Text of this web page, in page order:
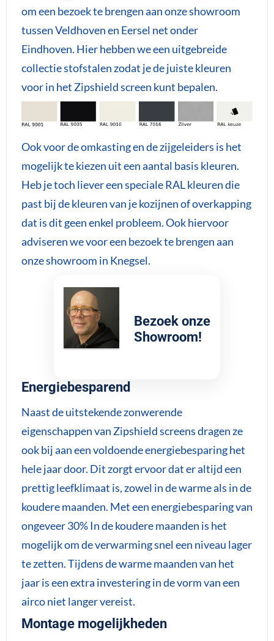
om een bezoek te brengen aan onze showroom
tussen Veldhoven en Eersel net onder
Eindhoven. Hier hebben we een uitgebreide
collectie stofstalen zodat je de juiste kleuren
voor in het Zipshield screen kunt bepalen.
Ook voor de omkasting en de zijgeleiders is het
mogelijk te kiezen uit een aantal basis kleuren.
Heb je toch liever een speciale RAL kleuren die
past bij de kleuren van je kozijnen of overkapping
dat is dit geen enkel probleem. Ook hiervoor
adviseren we voor een bezoek te brengen aan
onze showroom in Knegsel.
Bezoek onze
Showroom!
Energiebesparend
Naast de uitstekende zonwerende
eigenschappen van Zipshield screens dragen ze
ook bij aan een voldoende energiebesparing het
hele jaar door. Dit zorgt ervoor dat er altijd een
prettig leefklimaat is, zowel in de warme als in de
koudere maanden. Met een energiebesparing van
ongeveer 30% In de koudere maanden is het
mogelijk om de verwarming snel een niveau lager
te zetten. Tijdens de warme maanden van het
jaar is een extra investering in de vorm van een
airco niet langer vereist.
Montage mogelijkheden